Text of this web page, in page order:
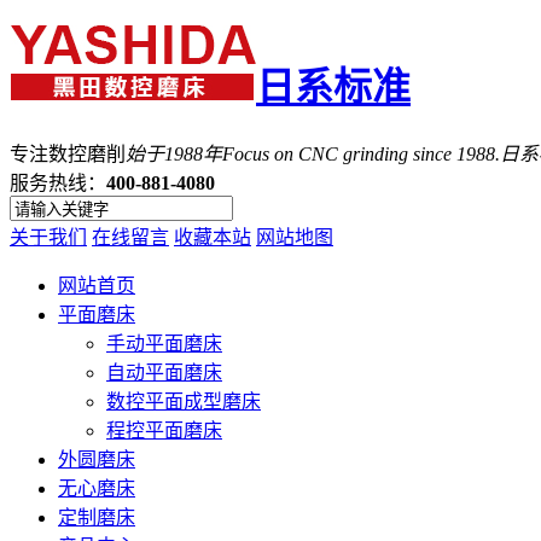
日系标准
专注数控磨削 始于1988年Focus on CNC grinding since 1988.日
服务热线： 400-881-4080
关于我们 在线留言 收藏本站 网站地图
网站首页
平面磨床
手动平面磨床
自动平面磨床
数控平面成型磨床
程控平面磨床
外圆磨床
无心磨床
定制磨床